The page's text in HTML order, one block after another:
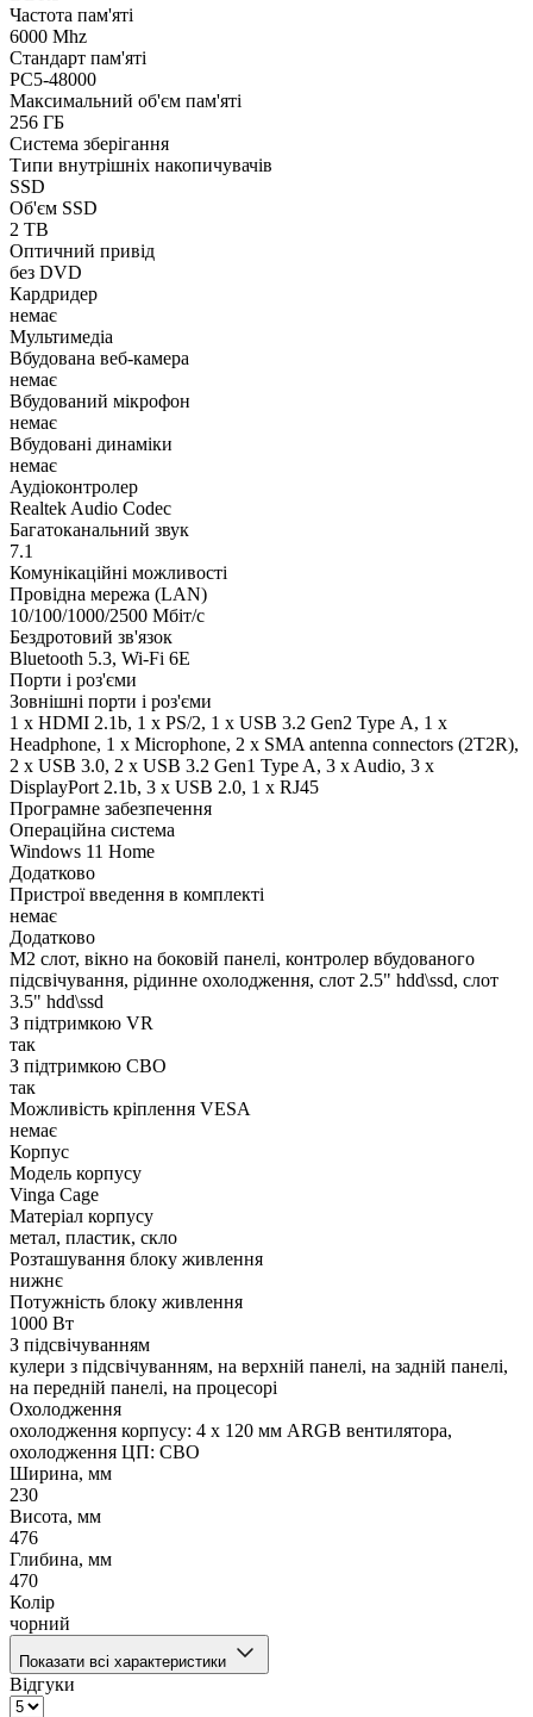
Частота пам'яті
6000 Mhz
Стандарт пам'яті
PC5-48000
Максимальний об'єм пам'яті
256 ГБ
Система зберігання
Типи внутрішніх накопичувачів
SSD
Об'єм SSD
2 TB
Оптичний привід
без DVD
Кардридер
немає
Мультимедіа
Вбудована веб-камера
немає
Вбудований мікрофон
немає
Вбудовані динаміки
немає
Аудіоконтролер
Realtek Audio Codec
Багатоканальний звук
7.1
Комунікаційні можливості
Провідна мережа (LAN)
10/100/1000/2500 Мбіт/с
Бездротовий зв'язок
Bluetooth 5.3, Wi-Fi 6E
Порти і роз'єми
Зовнішні порти і роз'єми
1 x HDMI 2.1b, 1 x PS/2, 1 x USB 3.2 Gen2 Type А, 1 x
Нeadphone, 1 х Microphone, 2 x SMA antenna connectors (2T2R),
2 x USB 3.0, 2 x USB 3.2 Gen1 Type A, 3 x Audio, 3 x
DisplayPort 2.1b, 3 x USB 2.0, 1 x RJ45
Програмне забезпечення
Операційна система
Windows 11 Home
Додатково
Пристрої введення в комплекті
немає
Додатково
M2 слот, вікно на боковій панелі, контролер вбудованого
підсвічування, рідинне охолодження, слот 2.5" hdd\ssd, слот
3.5" hdd\ssd
З підтримкою VR
так
З підтримкою СВО
так
Можливість кріплення VESA
немає
Корпус
Модель корпусу
Vinga Cage
Матеріал корпусу
метал, пластик, скло
Розташування блоку живлення
нижнє
Потужність блоку живлення
1000 Вт
З підсвічуванням
кулери з підсвічуванням, на верхній панелі, на задній панелі,
на передній панелі, на процесорі
Охолодження
охолодження корпусу: 4 x 120 мм ARGB вентилятора,
охолодження ЦП: СВО
Ширина, мм
230
Висота, мм
476
Глибина, мм
470
Колір
чорний
Показати всі характеристики
Відгуки